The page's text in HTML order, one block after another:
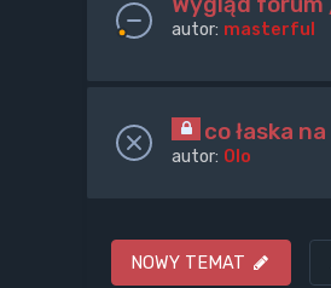
autor: masterful
co łaska
autor: Olo
NOWY TEMAT